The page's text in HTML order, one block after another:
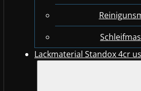
Lackmaterial Standox 4cr